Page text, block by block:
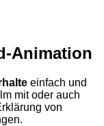
Animation
einfach und
mit oder auch
von